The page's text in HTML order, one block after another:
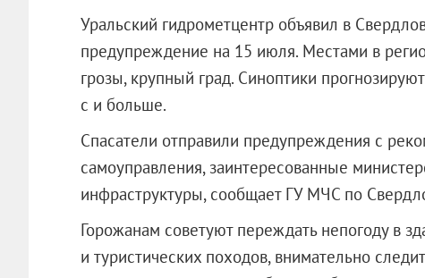
Уральский гидрометцентр объявил в
предупреждение на 15 июля. Местами в
грозы, крупный град. Синоптики
с и больше.
Спасатели отправили предупреждения с
самоуправления, заинтересованные
инфраструктуры, сообщает ГУ МЧС по
Горожанам советуют переждать непогоду в
и туристических походов, внимательно